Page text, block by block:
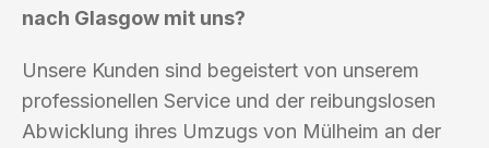
nach Glasgow mit uns?
Unsere Kunden sind begeistert von unserem
professionellen Service und der reibungslosen
Abwicklung ihres Umzugs von Mülheim an der